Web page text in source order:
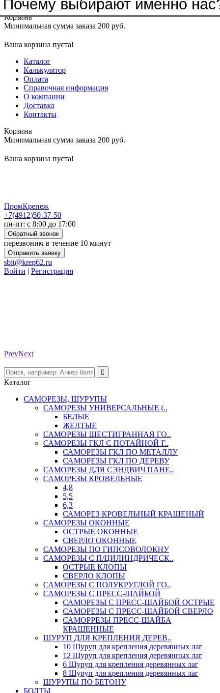
Меню+7(4912)50-37-50sbit@krep62.ru
Корзина
Минимальная сумма заказа 200 руб.
Ваша корзина пуста!
Каталог
Калькулятор
Оплата
Справочная информация
О компании
Доставка
Контакты
Корзина
Минимальная сумма заказа 200 руб.
Ваша корзина пуста!
ПромКрепеж
+7(4912)50-37-50
пн-пт: с 8:00 до 17:00
Обратный звонок
перезвоним в течение 10 минут
Отправить заявку
sbit@krep62.ru
Войти | Регистрация
PrevNext
Каталог
САМОРЕЗЫ, ШУРУПЫ
САМОРЕЗЫ УНИВЕРСАЛЬНЫЕ (..
БЕЛЫЕ
ЖЕЛТЫЕ
САМОРЕЗЫ ШЕСТИГРАННАЯ ГО..
САМОРЕЗЫ ГКЛ С ПОТАЙНОЙ Г..
САМОРЕЗЫ ГКЛ ПО МЕТАЛЛУ
САМОРЕЗЫ ГКЛ ПО ДЕРЕВУ
САМОРЕЗЫ ДЛЯ СЭНДВИЧ ПАНЕ..
САМОРЕЗЫ КРОВЕЛЬНЫЕ
4,8
5,5
6,3
САМОРЕЗ КРОВЕЛЬНЫЙ КРАШЕНЫЙ
САМОРЕЗЫ ОКОННЫЕ
ОСТРЫЕ ОКОННЫЕ
СВЕРЛО ОКОННЫЕ
САМОРЕЗЫ ПО ГИПСОВОЛОКНУ
САМОРЕЗЫ С П/ЦИЛИНДРИЧЕСК..
ОСТРЫЕ КЛОПЫ
СВЕРЛО КЛОПЫ
САМОРЕЗЫ С ПОЛУКРУГЛОЙ ГО..
САМОРЕЗЫ С ПРЕСС-ШАЙБОЙ
САМОРЕЗЫ С ПРЕСС-ШАЙБОЙ ОСТРЫЕ
САМОРЕЗЫ С ПРЕСС-ШАЙБОЙ СВЕРЛО
САМОРРЕЗЫ ПРЕСС-ШАЙБА
КРАШЕННЫЕ
ШУРУП ДЛЯ КРЕПЛЕНИЯ ДЕРЕВ..
10 Шуруп для крепления деревянных лаг
12 Шуруп для крепления деревянных лаг
6 Шуруп для крепления деревянных лаг
8 Шуруп для крепления деревянных лаг
ШУРУПЫ ПО БЕТОНУ
БОЛТЫ
с которыми мы
Почему выбирают именно